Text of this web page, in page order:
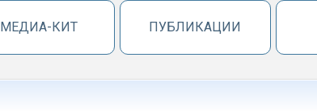
МЕДИА-КИТ ПУБЛИКАЦИИ